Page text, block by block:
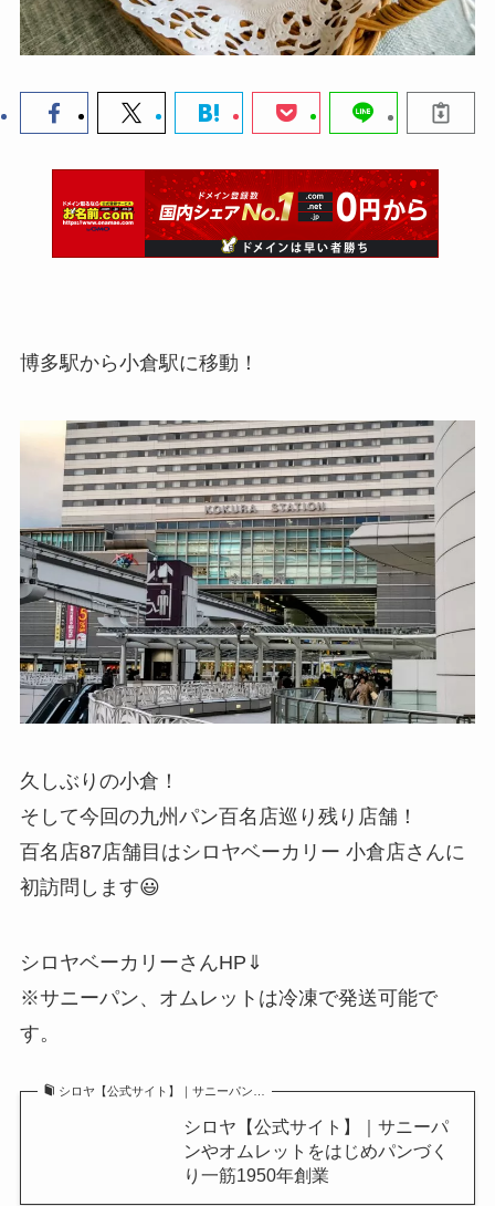
博多駅から小倉駅に移動！
久しぶりの小倉！
そして今回の九州パン百名店巡り残り店舗！
百名店87店舗目はシロヤベーカリー 小倉店さんに
初訪問します😃
シロヤベーカリーさんHP⇓
※サニーパン、オムレットは冷凍で発送可能で
す。
シロヤ【公式サイト】｜サニーパン…
シロヤ【公式サイト】｜サニーパ
ンやオムレットをはじめパンづく
り一筋1950年創業